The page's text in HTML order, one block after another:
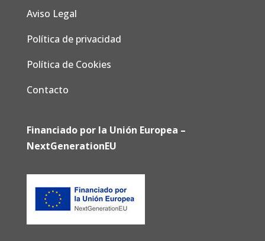
Aviso Legal
Política de privacidad
Política de Cookies
Contacto
Financiado por la Unión Europea –
NextGenerationEU